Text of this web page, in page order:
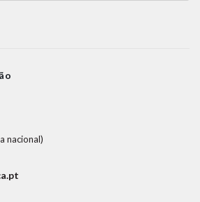
nacional)